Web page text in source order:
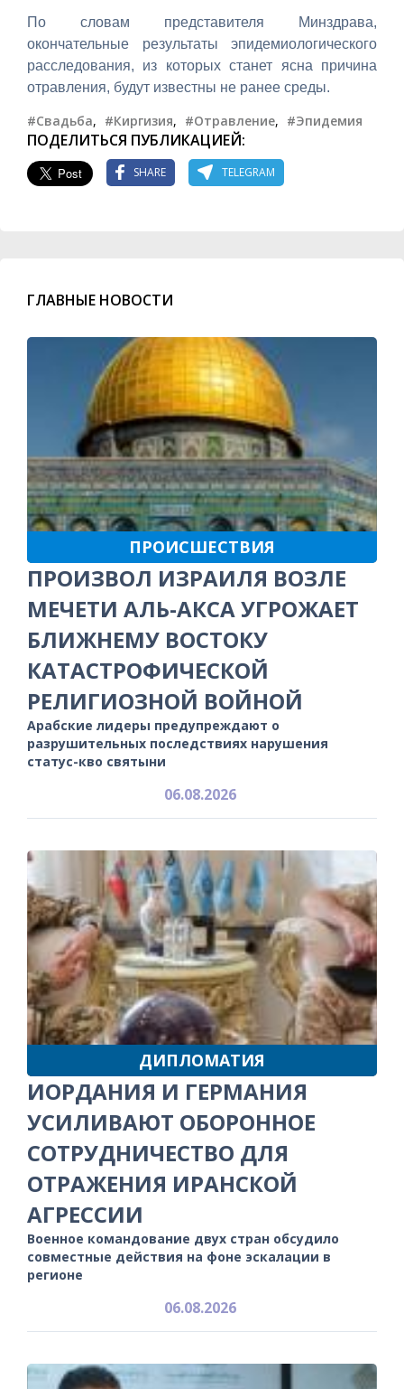
По словам представителя Минздрава,
окончательные результаты эпидемиологического
расследования, из которых станет ясна причина
отравления, будут известны не ранее среды.
#Свадьба, #Киргизия, #Отравление, #Эпидемия
ПОДЕЛИТЬСЯ ПУБЛИКАЦИЕЙ:
SHARE TELEGRAM
ГЛАВНЫЕ НОВОСТИ
ПРОИСШЕСТВИЯ
ПРОИЗВОЛ ИЗРАИЛЯ ВОЗЛЕ
МЕЧЕТИ АЛЬ-АКСА УГРОЖАЕТ
БЛИЖНЕМУ ВОСТОКУ
КАТАСТРОФИЧЕСКОЙ
РЕЛИГИОЗНОЙ ВОЙНОЙ
Арабские лидеры предупреждают о
разрушительных последствиях нарушения
статус-кво святыни
06.08.2026
ДИПЛОМАТИЯ
ИОРДАНИЯ И ГЕРМАНИЯ
УСИЛИВАЮТ ОБОРОННОЕ
СОТРУДНИЧЕСТВО ДЛЯ
ОТРАЖЕНИЯ ИРАНСКОЙ
АГРЕССИИ
Военное командование двух стран обсудило
совместные действия на фоне эскалации в
регионе
06.08.2026